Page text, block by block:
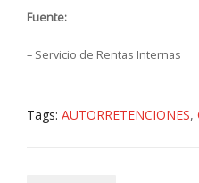
Fuente:
– Servicio de Rentas Internas
Tags: AUTORRETENCIONES,